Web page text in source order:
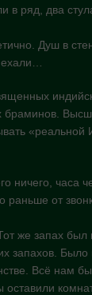
в ряд, два
Душ в
браминов.
«реальной
ничего, часа
раньше от
же запах
запахов.
Всё нам
оставили